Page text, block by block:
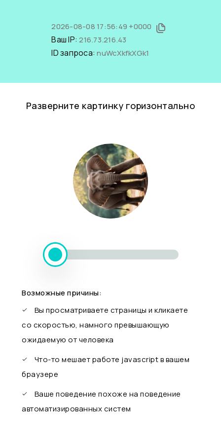
2026-08-08 17:56:49 +0000
Ваш IP:216.73.216.43
ID запроса:nuWcXkfkXGk1
Разверните картинку горизонтально
Возможные причины:
Вы просматриваете страницы и кликаете
со скоростью, намного превышающую
ожидаемую от человека
Что-то мешает работе javascript в вашем
браузере
Ваше поведение похоже на поведение
автоматизированных систем